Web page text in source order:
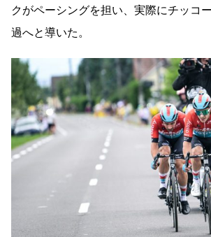
クがペーシングを担い、実際にチッコ
過へと導いた。